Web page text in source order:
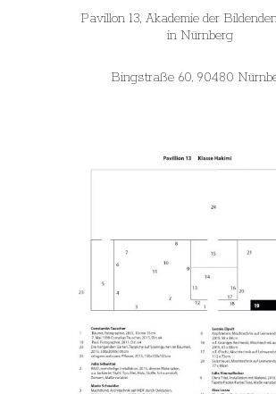
Pavillon 13, Akademie der
in Nürnberg
Bingstraße 60, 90480